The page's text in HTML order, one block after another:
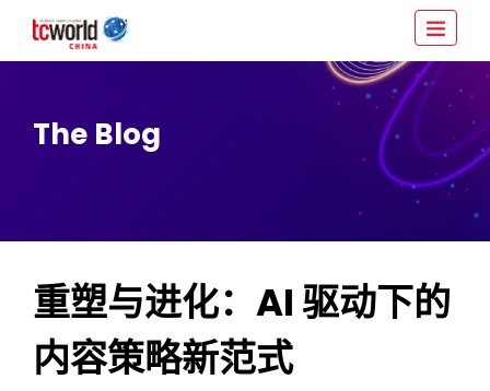
The Blog
重塑与进化：AI 驱动下的
内容策略新范式